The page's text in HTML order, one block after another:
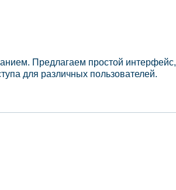
Предлагаем простой интерфейс,
для различных пользователей.​